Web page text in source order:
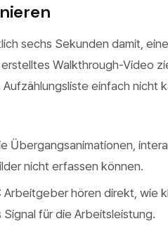
sechs Sekunden damit,
Walkthrough-Video
einfach nicht
Übergangsanimationen,
nicht erfassen können.
: Arbeitgeber hören direkt, wie
für die Arbeitsleistung.